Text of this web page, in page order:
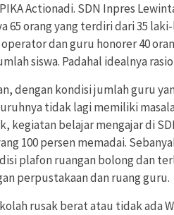
Actionadi. SDN Inpres
65 orang yang terdiri dari 35
dan guru honorer 40
siswa. Padahal idealnya
dengan kondisi jumlah guru
tidak lagi memiliki
kegiatan belajar mengajar di
100 persen memadai.
plafon ruangan bolong dan
perpustakaan dan ruang guru.
rusak berat atau tidak ada